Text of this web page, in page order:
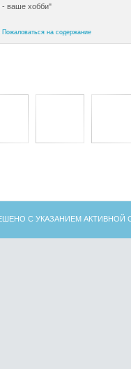
- ваше хобби"
Пожаловаться на содержание
С УКАЗАНИЕМ АКТИВНОЙ